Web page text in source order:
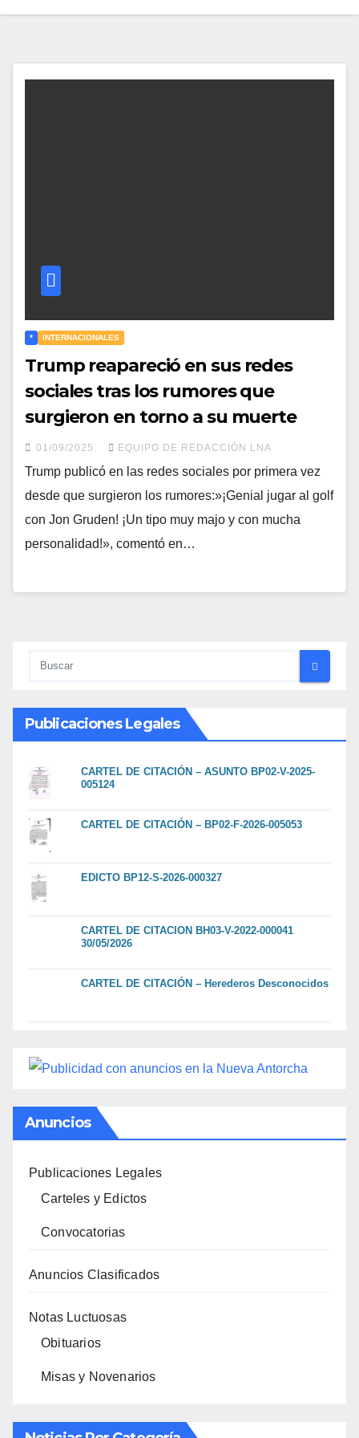
* INTERNACIONALES
Trump reapareció en sus redes
sociales tras los rumores que
surgieron en torno a su muerte
01/09/2025 EQUIPO DE REDACCIÓN LNA
Trump publicó en las redes sociales por primera vez
desde que surgieron los rumores:»¡Genial jugar al golf
con Jon Gruden! ¡Un tipo muy majo y con mucha
personalidad!», comentó en…
Publicaciones Legales
CARTEL DE CITACIÓN – ASUNTO BP02-V-2025-
005124
CARTEL DE CITACIÓN – BP02-F-2026-005053
EDICTO BP12-S-2026-000327
CARTEL DE CITACION BH03-V-2022-000041
30/05/2026
CARTEL DE CITACIÓN – Herederos Desconocidos
Anuncios
Publicaciones Legales
Carteles y Edictos
Convocatorias
Anuncios Clasificados
Notas Luctuosas
Obituarios
Misas y Novenarios